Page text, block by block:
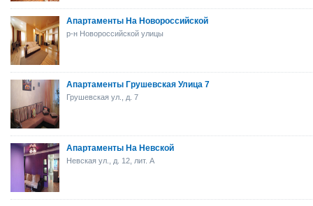
Апартаменты На Новороссийской
р-н Новороссийской улицы
Апартаменты Грушевская Улица 7
Грушевская ул., д. 7
Апартаменты На Невской
Невская ул., д. 12, лит. А